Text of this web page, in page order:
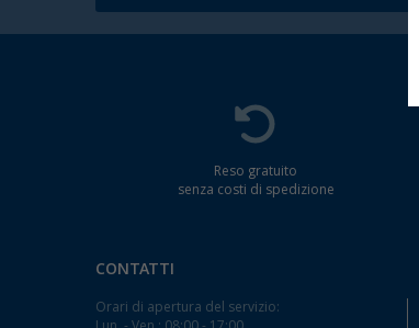
Reso gratuito
senza costi di spedizione
CONTATTI
Orari di apertura del servizio: